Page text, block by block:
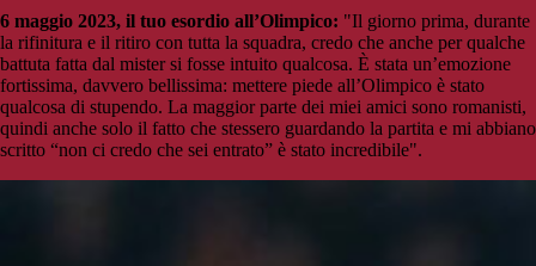
6 maggio 2023, il tuo esordio all’Olimpico: "Il giorno prima, durante
la rifinitura e il ritiro con tutta la squadra, credo che anche per qualche
battuta fatta dal mister si fosse intuito qualcosa. È stata un’emozione
fortissima, davvero bellissima: mettere piede all’Olimpico è stato
qualcosa di stupendo. La maggior parte dei miei amici sono romanisti,
quindi anche solo il fatto che stessero guardando la partita e mi abbiano
scritto “non ci credo che sei entrato” è stato incredibile".